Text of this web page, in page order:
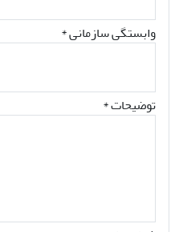
وابستگی سازمانی *
توضیحات *